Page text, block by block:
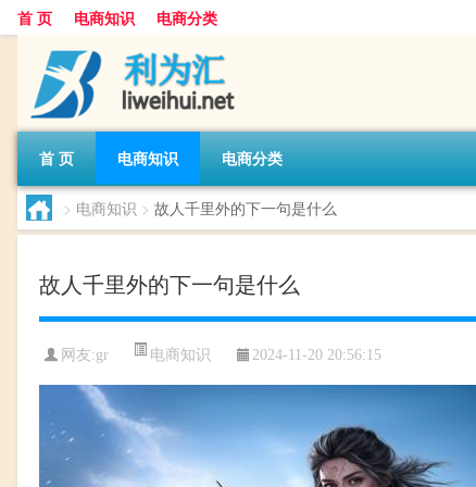
首 页 电商知识 电商分类
首 页 电商知识 电商分类
> 电商知识 > 故人千里外的下一句是什么
故人千里外的下一句是什么
网友:gr 电商知识 2024-11-20 20:56:15